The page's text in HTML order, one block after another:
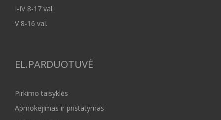
I-IV 8-17 val.
V 8-16 val.
EL.PARDUOTUVĖ
Pirkimo taisyklės
Apmokėjimas ir pristatymas